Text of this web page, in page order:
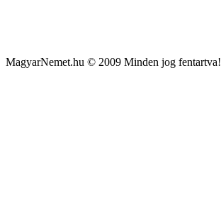
MagyarNemet.hu © 2009 Minden jog fentartva!